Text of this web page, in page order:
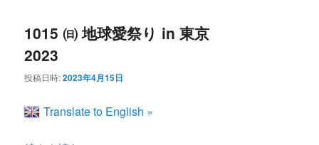
コ
ン
テ
ン
ン
テ
ン
ツ
1015 ㈰ 地球愛祭り in 東京
2023
投稿日時:2023年4月15日
Translate to English »